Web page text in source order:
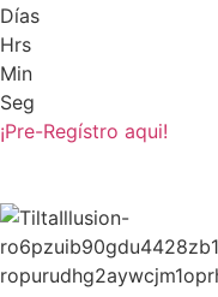
Días
Hrs
Min
Seg
¡Pre-Regístro aqui!